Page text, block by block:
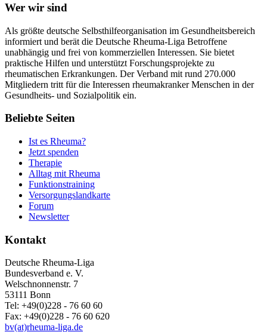
Wer wir sind
Als größte deutsche Selbsthilfeorganisation im Gesundheitsbereich
informiert und berät die Deutsche Rheuma-Liga Betroffene
unabhängig und frei von kommerziellen Interessen. Sie bietet
praktische Hilfen und unterstützt Forschungsprojekte zu
rheumatischen Erkrankungen. Der Verband mit rund 270.000
Mitgliedern tritt für die Interessen rheumakranker Menschen in der
Gesundheits- und Sozialpolitik ein.
Beliebte Seiten
Ist es Rheuma?
Jetzt spenden
Therapie
Alltag mit Rheuma
Funktionstraining
Versorgungslandkarte
Forum
Newsletter
Kontakt
Deutsche Rheuma-Liga
Bundesverband e. V.
Welschnonnenstr. 7
53111 Bonn
Tel: +49(0)228 - 76 60 60
Fax: +49(0)228 - 76 60 620
bv(at)rheuma-liga.de